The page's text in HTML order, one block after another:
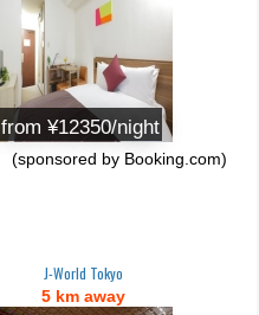
from ¥12350/night
(sponsored by Booking.com)
J-World Tokyo
5 km away